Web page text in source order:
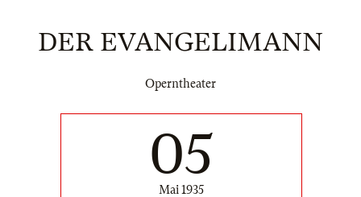
DER EVANGELIMANN
Operntheater
05
Mai 1935